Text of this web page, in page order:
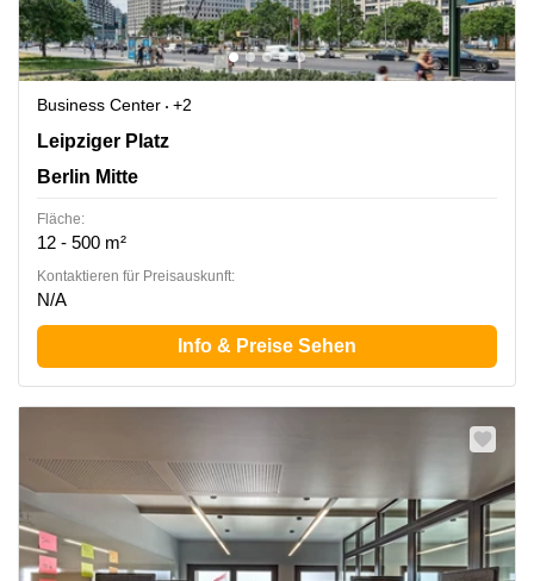
Business Center
+2
Leipziger Platz 16, Berlin Mitte
Leipziger Platz
Berlin Mitte
Fläche:
12 - 500 m²
Kontaktieren für Preisauskunft:
N/A
Info & Preise Sehen